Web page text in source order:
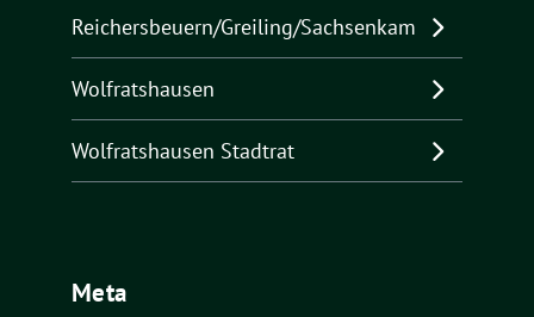
Reichersbeuern/Greiling/Sachsenkam
Wolfratshausen
Wolfratshausen Stadtrat
Meta